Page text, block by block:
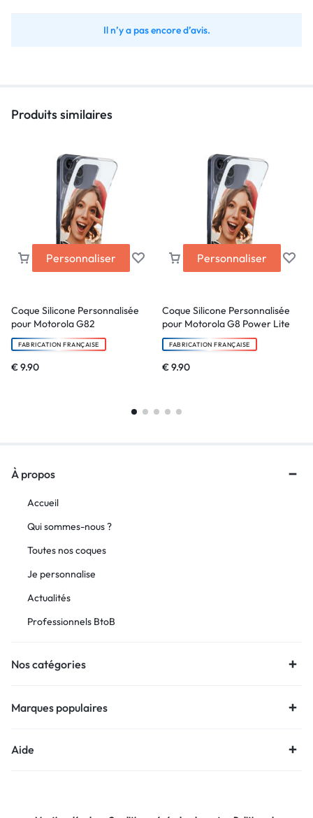
Il n’y a pas encore d’avis.
Produits similaires
Personnaliser
Coque Silicone Personnalisée
pour Motorola G82
FABRICATION FRANÇAISE
€9.90
Personnaliser
Coque Silicone Personnalisée
pour Motorola G8 Power Lite
FABRICATION FRANÇAISE
€9.90
À propos
Accueil
Qui sommes-nous ?
Toutes nos coques
Je personnalise
Actualités
Professionnels BtoB
Nos catégories
Marques populaires
Aide